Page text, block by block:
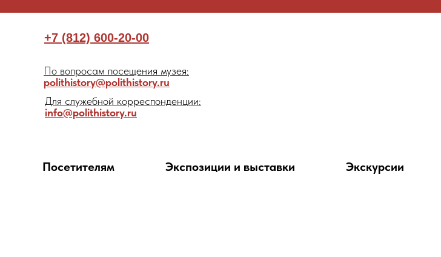
+7 (812) 600-20-00
По вопросам посещения музея:
polithistory@polithistory.ru
Для служебной корреспонденции:
info@polithistory.ru
Посетителям Экспозиции и выставки Экскурсии